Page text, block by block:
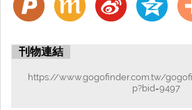
刊物連結
https://www.gogofinder.com.tw/
p?bid=9497